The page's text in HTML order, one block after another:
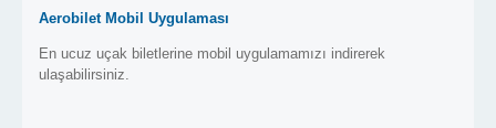
Aerobilet Mobil Uygulaması
En ucuz uçak biletlerine mobil uygulamamızı indirerek
ulaşabilirsiniz.